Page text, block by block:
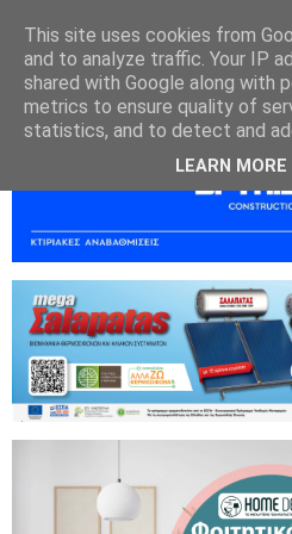
This site uses cookies from
and to analyze traffic. Your IP
shared with Google along with
metrics to ensure quality of
statistics, and to detect and
LEARN MORE